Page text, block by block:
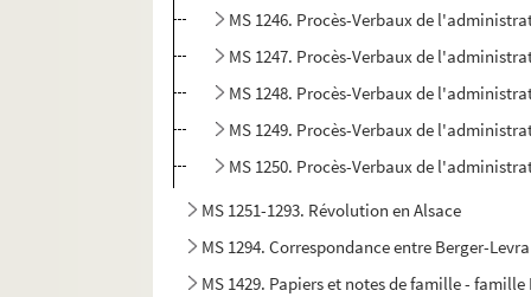
MS 1246. Procès-Verbaux de
MS 1247. Procès-Verbaux de
MS 1248. Procès-Verbaux de
MS 1249. Procès-Verbaux de
MS 1250. Procès-Verbaux de
MS 1251-1293. Révolution en Alsace
MS 1294. Correspondance entre Berger-
MS 1429. Papiers et notes de famille - famille